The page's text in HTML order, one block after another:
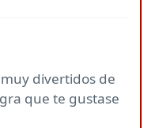
divertidos de
que te gustase